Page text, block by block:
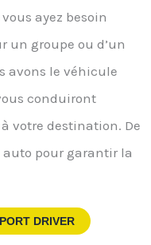
ayez besoin
un groupe ou d’un
avons le véhicule
conduiront
votre destination. De
auto pour garantir la
DRIVER